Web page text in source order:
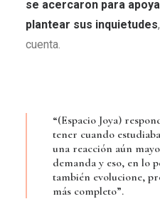
se acercaron para
plantear sus inquietudes
cuenta.
“(Espacio Joya)
tener cuando
una reacción aún
demanda y eso, en lo
también evolucione,
más completo”.